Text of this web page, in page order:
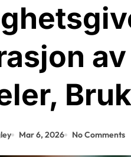
Mar 6, 2026 No Comments